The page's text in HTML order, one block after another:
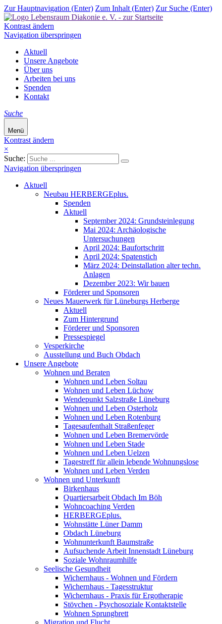
Zur Hauptnavigation (Enter) Zum Inhalt (Enter) Zur Suche (Enter)
Kontrast ändern
Navigation überspringen
Aktuell
Unsere Angebote
Über uns
Arbeiten bei uns
Spenden
Kontakt
Suche
Menü
Kontrast ändern
×
Suche:
Navigation überspringen
Aktuell
Neubau HERBERGEplus.
Spenden
Aktuell
September 2024: Grundsteinlegung
Mai 2024: Archäologische
Untersuchungen
April 2024: Baufortschritt
April 2024: Spatenstich
März 2024: Deinstallation alter techn.
Anlagen
Dezember 2023: Wir bauen
Förderer und Sponsoren
Neues Mauerwerk für Lüneburgs Herberge
Aktuell
Zum Hintergrund
Förderer und Sponsoren
Pressespiegel
Vesperkirche
Ausstellung und Buch Obdach
Unsere Angebote
Wohnen und Beraten
Wohnen und Leben Soltau
Wohnen und Leben Lüchow
Wendepunkt Salzstraße Lüneburg
Wohnen und Leben Osterholz
Wohnen und Leben Rotenburg
Tagesaufenthalt Straßenfeger
Wohnen und Leben Bremervörde
Wohnen und Leben Stade
Wohnen und Leben Uelzen
Tagestreff für allein lebende Wohnungslose
Wohnen und Leben Verden
Wohnen und Unterkunft
Birkenhaus
Quartiersarbeit Obdach Im Böh
Wohncoaching Verden
HERBERGEplus.
Wohnstätte Lüner Damm
Obdach Lüneburg
Wohnunterkunft Baumstraße
Aufsuchende Arbeit Innenstadt Lüneburg
Soziale Wohnraumhilfe
Seelische Gesundheit
Wichernhaus - Wohnen und Fördern
Wichernhaus - Tagesstruktur
Wichernhaus - Praxis für Ergotherapie
Stövchen - Psychosoziale Kontaktstelle
Wohnen Sprungbrett
Migration und Flucht